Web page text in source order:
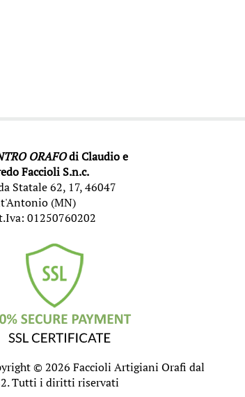
ORAFOdi Claudio e
Faccioli S.n.c.
Statale 62, 17, 46047
(MN)
01250760202
© 2026 Faccioli Artigiani Orafi dal
Tutti i diritti riservati